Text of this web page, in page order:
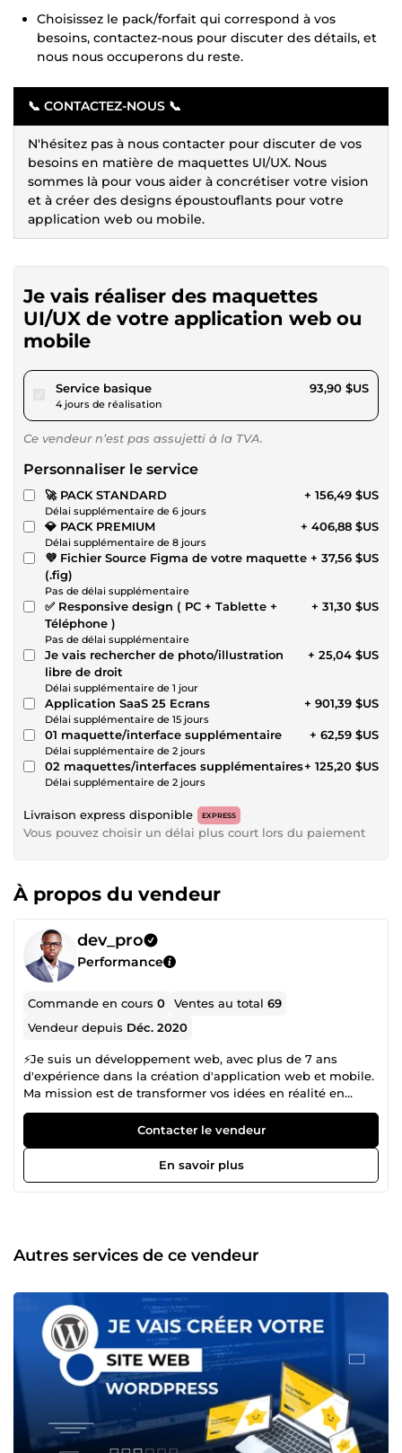
Choisissez le pack/forfait qui correspond à vos
besoins, contactez-nous pour discuter des détails, et
nous nous occuperons du reste.
📞 CONTACTEZ-NOUS 📞
N'hésitez pas à nous contacter pour discuter de vos
besoins en matière de maquettes UI/UX. Nous
sommes là pour vous aider à concrétiser votre vision
et à créer des designs époustouflants pour votre
application web ou mobile.
Je vais réaliser des maquettes
UI/UX de votre application web ou
mobile
Service basiquepour 86,54 $US
4 jours de réalisation
93,90 $US
Ce vendeur n’est pas assujetti à la TVA.
Personnaliser le service
🚀 PACK STANDARD
Délai supplémentaire de 6 jours
+ 156,49 $US
💎️ PACK PREMIUM
Délai supplémentaire de 8 jours
+ 406,88 $US
💜 Fichier Source Figma de votre maquette
(.fig)
Pas de délai supplémentaire
+ 37,56 $US
✅ Responsive design ( PC + Tablette +
Téléphone )
Pas de délai supplémentaire
+ 31,30 $US
Je vais rechercher de photo/illustration
libre de droit
Délai supplémentaire de 1 jour
+ 25,04 $US
Application SaaS 25 Ecrans
Délai supplémentaire de 15 jours
+ 901,39 $US
01 maquette/interface supplémentaire
Délai supplémentaire de 2 jours
+ 62,59 $US
02 maquettes/interfaces supplémentaires
Délai supplémentaire de 2 jours
+ 125,20 $US
Livraison express disponible EXPRESS
Vous pouvez choisir un délai plus court lors du paiement
À propos du vendeur
dev_pro
Performance
Commande en cours0 Ventes au total69
Vendeur depuis Déc. 2020
⚡Je suis un développement web, avec plus de 7 ans
d'expérience dans la création d'application web et mobile.
Ma mission est de transformer vos idées en réalité en
créant des solutions sur mesure, conçues pour répondre à
vos besoins spécifiques. ✅ J'ai eu le privilège de travailler
avec une multitude de clients satisfaits, de la fintech au e-
commerce, en offrant mes services de développement
web. Mon approche se distingue par une créativité sans
l'intégration de maquette, la conception de base de
données, Typescript, Git, MySQL, Node.js, AdonisJS, Next.js
mesure, de la maintenance ou de la création d'application
web ou mobile, je suis prêt à vous fournir des solutions
innovantes qui font la différence. N'hésitez pas à me
contacter pour discuter de votre projet. Ensemble, nous
pouvons donner vie à vos idées ! 🚀⚡
Contacter le vendeur
En savoir plus
Autres services de ce vendeur